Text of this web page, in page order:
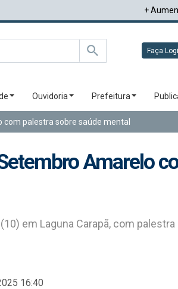
+
Faça
Ouvidoria Prefeitura
com palestra sobre saúde mental
Amarelo
em Laguna Carapã, com
16:40